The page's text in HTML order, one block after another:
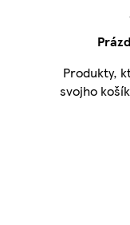
Produkty,
svojho